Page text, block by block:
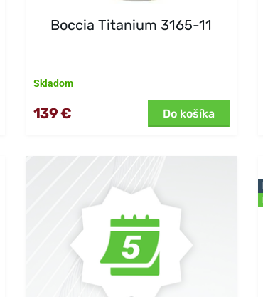
Boccia Titanium 3165-11
Skladom
139 € Do košíka